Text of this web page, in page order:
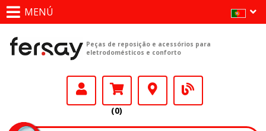
MENÚ
Peças de reposição e acessórios para
eletrodomésticos e conforto
(0)